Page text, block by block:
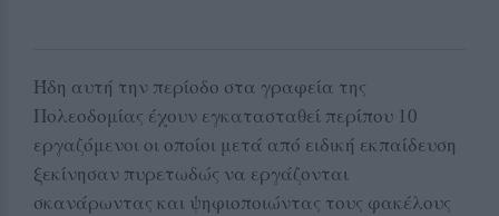
Ήδη αυτή την περίοδο στα γραφεία της
Πολεοδομίας έχουν εγκατασταθεί περίπου 10
εργαζόμενοι οι οποίοι μετά από ειδική εκπαίδευση
ξεκίνησαν πυρετωδώς να εργάζονται
σκανάρωντας και ψηφιοποιώντας τους φακέλους